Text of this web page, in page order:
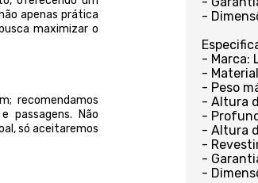
apenas prática
maximizar o
recomendamos
passagens. Não
só aceitaremos
-
- Marca:
-
- Peso
- Altura
-
- Altura
-
-
-